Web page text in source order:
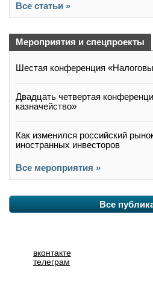
Все статьи »
Мероприятия и спецпроекты
Шестая конференция
Двадцать четвертая
казначейство»
Как изменился российский
иностранных инвесторов
Все мероприятия »
Все
вконтакте
телеграм